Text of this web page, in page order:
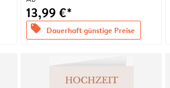
13,99 €*
offers Dauerhaft günstige Preise